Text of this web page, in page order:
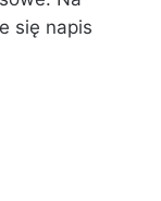
się napis